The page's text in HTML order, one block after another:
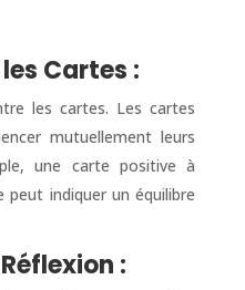
Cartes :
les cartes. Les cartes
mutuellement leurs
une carte positive à
peut indiquer un équilibre
: